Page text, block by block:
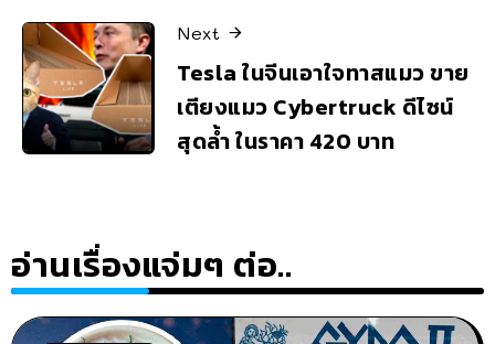
Next
Tesla ในจีนเอาใจทาสแมว ขาย
เตียงแมว Cybertruck ดีไซน์
สุดล้ำ ในราคา 420 บาท
อ่านเรื่องแจ่มๆ ต่อ..